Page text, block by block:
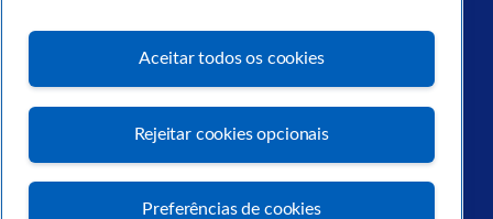
Aceitar todos os cookies
Rejeitar cookies opcionais
Preferências de cookies